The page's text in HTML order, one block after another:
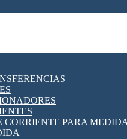
CORRIENTE PARA